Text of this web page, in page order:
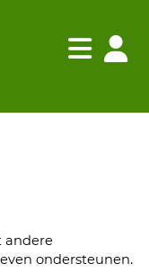
Navigatie
andere
ondersteunen.